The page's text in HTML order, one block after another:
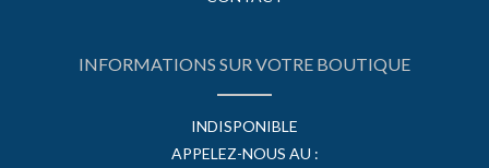
INFORMATIONS SUR VOTRE BOUTIQUE
INDISPONIBLE
APPELEZ-NOUS AU :